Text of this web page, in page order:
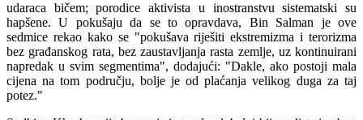
udaraca bičem; porodice aktivista u inostranstvu sistematski su
hapšene. U pokušaju da se to opravdava, Bin Salman je ove
sedmice rekao kako se "pokušava riješiti ekstremizma i terorizma
bez građanskog rata, bez zaustavljanja rasta zemlje, uz kontinuirani
napredak u svim segmentima", dodajući: "Dakle, ako postoji mala
cijena na tom području, bolje je od plaćanja velikog duga za taj
potez."